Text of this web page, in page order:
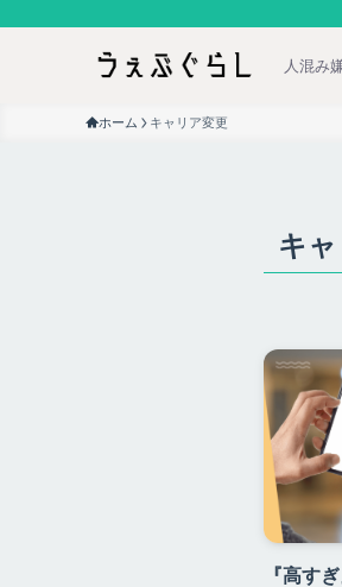
人混み
ホーム キャリア変更
キ
『高す